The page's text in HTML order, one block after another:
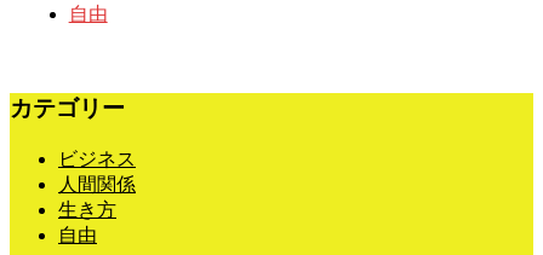
自由
カテゴリー
ビジネス
人間関係
生き方
自由